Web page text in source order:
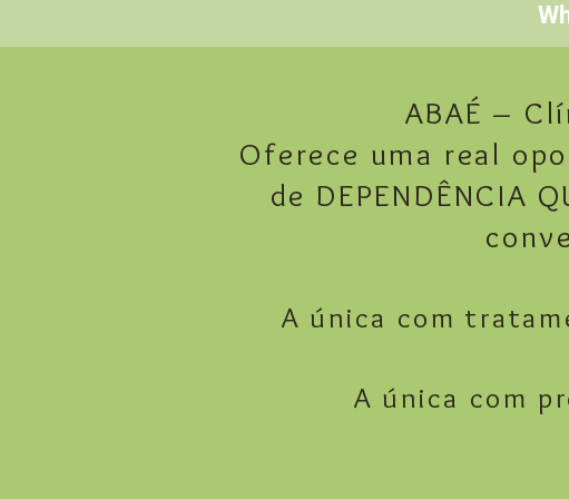
ABAÉ –
Oferece uma real
de DEPENDÊNCIA
A única com
A única com